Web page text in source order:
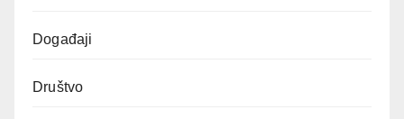
Događaji
Društvo